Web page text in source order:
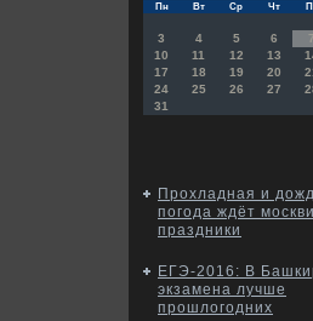
Пн Вт Ср Чт
3
4 5 6 7
10
11 12 13
17
18 19 20
24
25 26 27
31
Прохладная и
погода ждёт
праздники
ЕГЭ-2016: В
экзамена лучше
прошлогодних